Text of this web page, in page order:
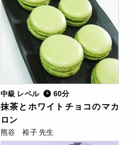
中級 レベル 60分
抹茶とホワイトチョコのマカ
ロン
熊谷 裕子 先生